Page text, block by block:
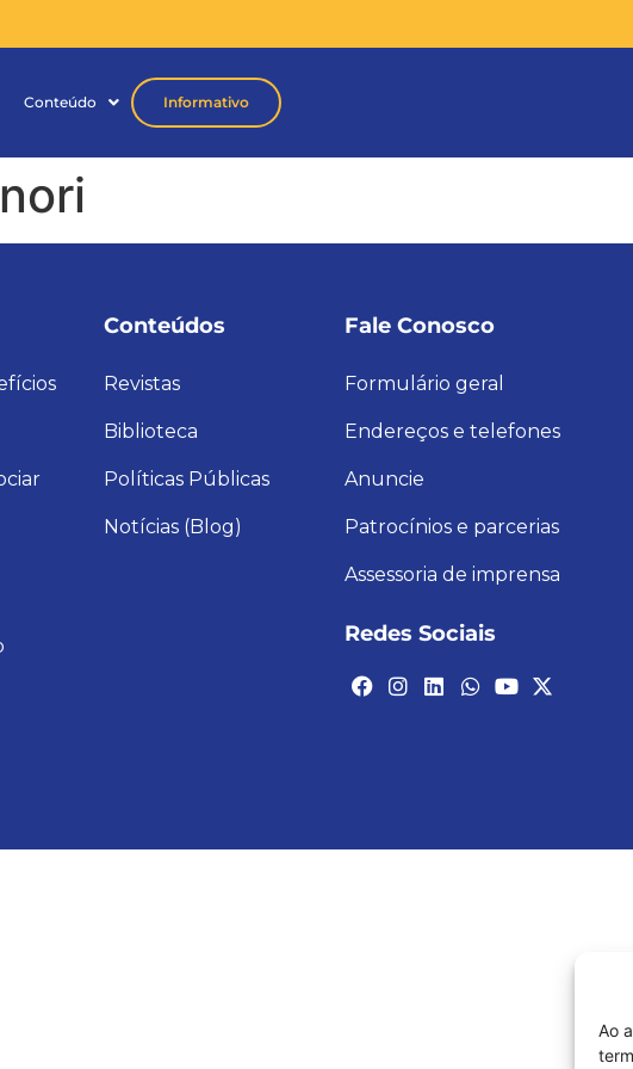
Ao
Conteúdo Informativo
Conteúdos
Revistas
Biblioteca
Políticas Públicas
Notícias (Blog)
Fale Conosco
Formulário geral
Endereços e telefones
Anuncie
Patrocínios e parcerias
Assessoria de imprensa
Redes Sociais